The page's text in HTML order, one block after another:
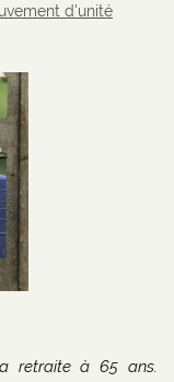
d'unité
retraite à 65 ans.